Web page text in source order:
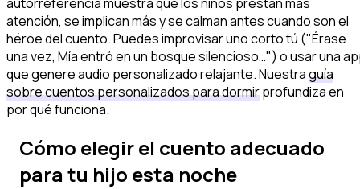
atención, se implican más y se calman antes cuando son el
héroe del cuento. Puedes improvisar uno corto tú ("Érase
una vez, Mía entró en un bosque silencioso…") o usar una
que genere audio personalizado relajante. Nuestraguía
sobre cuentos personalizados para dormirprofundiza en
por qué funciona.
Cómo elegir el cuento adecuado
para tu hijo esta noche